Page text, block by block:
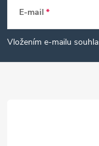
p
a
E-mail
Vložením e-mailu